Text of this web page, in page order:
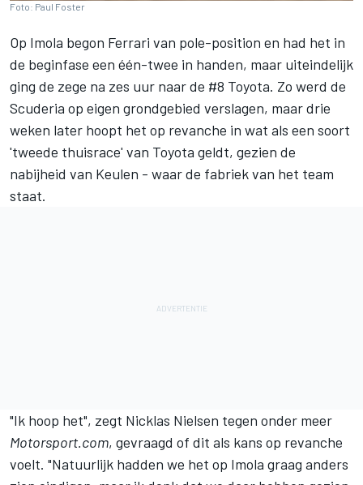
Foto: Paul Foster
Op Imola begon Ferrari van pole-position en had het in
de beginfase een één-twee in handen, maar uiteindelijk
ging de zege na zes uur naar de #8 Toyota. Zo werd de
Scuderia op eigen grondgebied verslagen, maar drie
weken later hoopt het op revanche in wat als een soort
'tweede thuisrace' van Toyota geldt, gezien de
nabijheid van Keulen - waar de fabriek van het team
staat.
"Ik hoop het", zegt Nicklas Nielsen tegen onder meer
Motorsport.com, gevraagd of dit als kans op revanche
voelt. "Natuurlijk hadden we het op Imola graag anders